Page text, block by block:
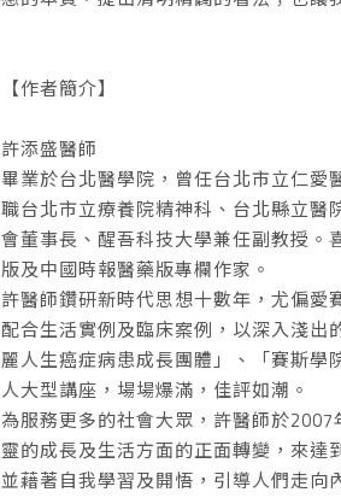
【作者簡介】
許添盛醫師
畢業於台北醫學院，曾任台北市立仁
職台北市立療養院精神科、台北縣立
會董事長、醒吾科技大學兼任副教授
版及中國時報醫藥版專欄作家。
許醫師鑽研新時代思想十數年，尤偏
配合生活實例及臨床案例，以深入淺
麗人生癌症病患成長團體」、「賽斯學
人大型講座，場場爆滿，佳評如潮。
為服務更多的社會大眾，許醫師於
靈的成長及生活方面的正面轉變，來達
並藉著自我學習及開悟，引導人們走向